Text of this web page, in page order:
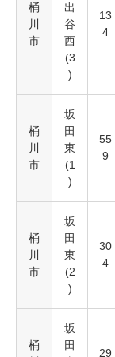
桶
川
市
出
谷
西
(3
)
13
4
桶
川
市
坂
田
東
(1
)
55
9
桶
川
市
坂
田
東
(2
)
30
4
桶
坂
田
29